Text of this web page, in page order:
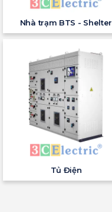
Nhà trạm BTS - Shelter
Tủ Điện